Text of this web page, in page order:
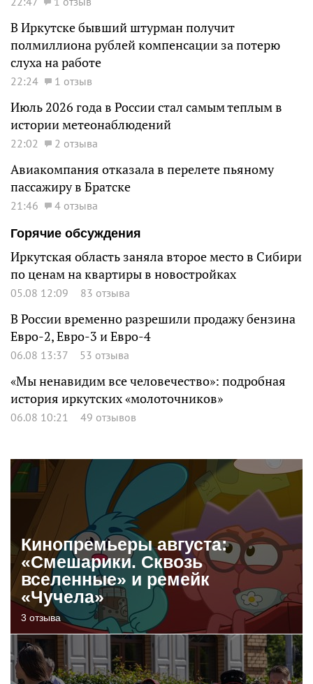
В Иркутске бывший штурман получит
полмиллиона рублей компенсации за потерю
слуха на работе
22:24 1 отзыв
Июль 2026 года в России стал самым теплым в
истории метеонаблюдений
22:02 2 отзыва
Авиакомпания отказала в перелете пьяному
пассажиру в Братске
21:46
4 отзыва
Горячие обсуждения
Иркутская область заняла второе место в Сибири
по ценам на квартиры в новостройках
05.08 12:09 83 отзыва
В России временно разрешили продажу бензина
Евро-2, Евро-3 и Евро-4
06.08 13:37 53 отзыва
«Мы ненавидим все человечество»: подробная
история иркутских «молоточников»
06.08 10:21 49 отзывов
Кинопремьеры августа:
«Смешарики. Сквозь
вселенные» и ремейк
«Чучела»
3 отзыва